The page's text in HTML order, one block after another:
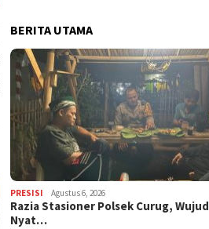
BERITA UTAMA
PRESISI Agustus 6, 2026
Razia Stasioner Polsek Curug, Wujud
Nyat…